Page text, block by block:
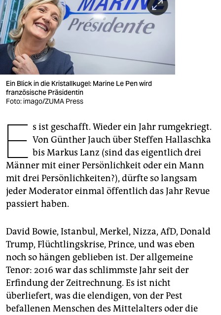
wahrheit
verlag
verlag
veranstaltungen
shop
fragen & hilfe
unterstützen
genossenschaft
epaper login
Ein Blick in die Kristallkugel: Marine Le Pen wird
französische Präsidentin
Foto: imago/ZUMA Press
E s ist geschafft. Wieder ein Jahr rumgekriegt.
Von Günther Jauch über Steffen Hallaschka
bis Markus Lanz (sind das eigentlich drei
Männer mit einer Persönlichkeit oder ein Mann
mit drei Persönlichkeiten?), dürfte so langsam
jeder Moderator einmal öffentlich das Jahr Revue
passiert haben.
David Bowie, Istanbul, Merkel, Nizza, AfD, Donald
Trump, Flüchtlingskrise, Prince, und was eben
noch so hängen geblieben ist. Der allgemeine
Tenor: 2016 war das schlimmste Jahr seit der
Erfindung der Zeitrechnung. Es ist nicht
überliefert, was die elendigen, von der Pest
befallenen Menschen des Mittelalters oder die